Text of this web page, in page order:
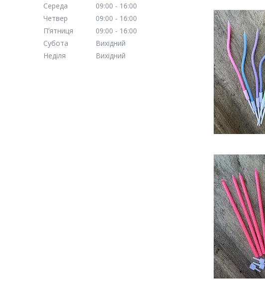
Середа
09:00
16:00
Четвер
09:00
16:00
Пʼятниця
09:00
16:00
Субота
Вихідний
Неділя
Вихідний